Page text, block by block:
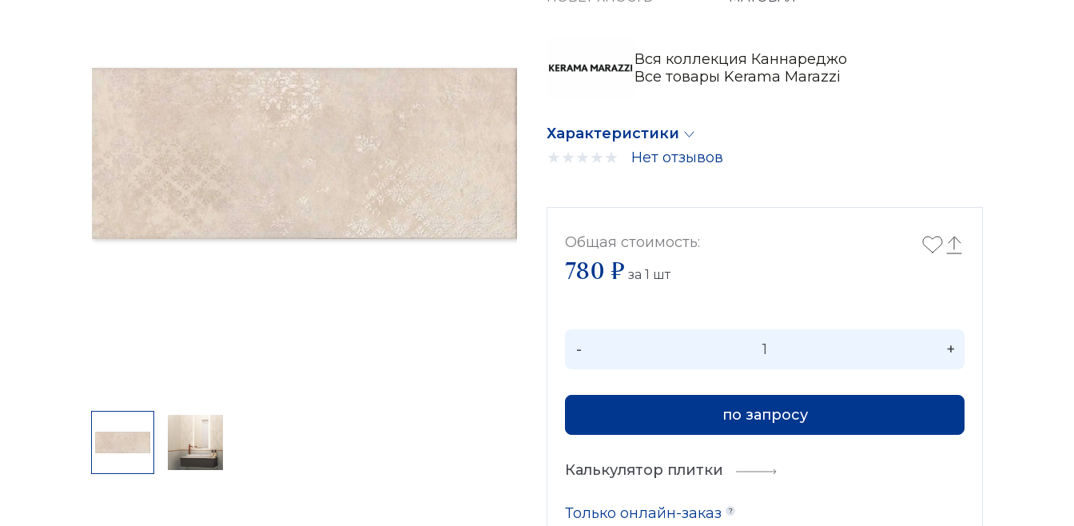
Вся коллекция Каннареджо
Все товары Kerama Marazzi
Характеристики
Нет отзывов
Общая стоимость:
780 ₽ за 1 шт
- +
по запросу
Калькулятор плитки
Только онлайн-заказ